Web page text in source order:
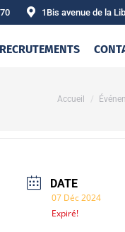
1Bis avenue de la
RECRUTEMENTS
Vous êtes ici :
Accueil
DATE
07 Déc 2024
Expiré!